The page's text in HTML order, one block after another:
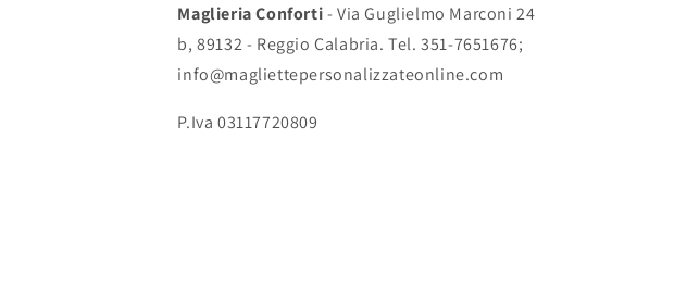
Maglieria Conforti- Via Guglielmo Marconi 24
b, 89132 - Reggio Calabria. Tel. 351-7651676;
info@magliettepersonalizzateonline.com
P.Iva 03117720809